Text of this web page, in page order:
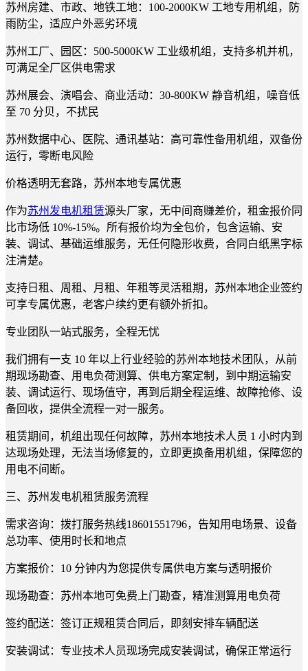
苏州房建、市政、地铁工地：100-2000KW 工地专用机组，防
雨防尘，适应户外恶劣环境
苏州工厂、园区：500-5000KW 工业级机组，支持多机并机，
可满足全厂区供电需求
苏州展会、演唱会、商业活动：30-800KW 静音机组，噪音低
至 70 分贝，不扰民
苏州数据中心、医院、通讯基站：高可靠性备用机组，双备份
运行，零断电风险
价格透明无套路，苏州本地专属优惠
作为苏州发电机租赁源头厂家，无中间商赚差价，租金报价同
比市场低 10%-15%。所有报价均为全包价，包含运输、安
装、调试、基础运维服务，无任何隐形收费，合同白纸黑字标
注清楚。
支持日租、周租、月租、年租等灵活租期，苏州本地企业签约
可享专属优惠，老客户续约更有额外折扣。
专业团队一站式服务，全程无忧
我们拥有一支 10 年以上行业经验的苏州本地技术团队，从前
期现场勘查、用电负荷测算、供电方案定制，到中期运输安
装、调试运行、现场值守，再到后期全程运维、故障抢修、设
备回收，提供全流程一对一服务。
租赁期间，机组出现任何故障，苏州本地技术人员 1 小时内到
达现场处理，无法当场修复的，立即更换备用机组，保障您的
用电不间断。
三、苏州发电机租赁服务流程
需求咨询：拨打服务热线18601551796，告知用电场景、设备
总功率、使用时长和地点
方案报价：10 分钟内为您提供专属供电方案与透明报价
现场勘查：苏州本地可免费上门勘查，精准测算用电负荷
签约配送：签订正规租赁合同后，即刻安排车辆配送
安装调试：专业技术人员现场完成安装调试，确保正常运行